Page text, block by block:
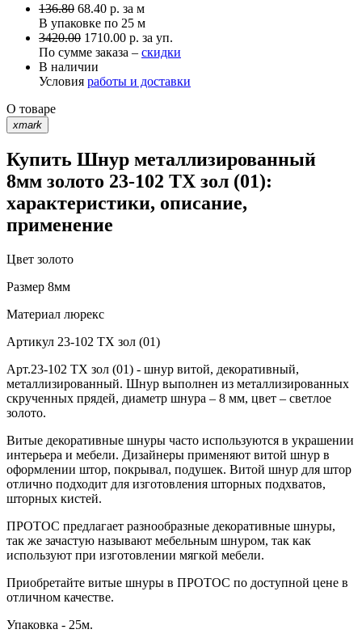
136.80 68.40 р. за м
В упаковке по 25 м
3420.00 1710.00 р. за уп.
По сумме заказа – скидки
В наличии
Условия работы и доставки
О товаре
xmark
Купить Шнур металлизированный
8мм золото 23-102 TX зол (01):
характеристики, описание,
применение
Цвет золото
Размер 8мм
Материал люрекс
Артикул 23-102 TX зол (01)
Арт.23-102 TX зол (01) - шнур витой, декоративный,
металлизированный. Шнур выполнен из металлизированных
скрученных прядей, диаметр шнура – 8 мм, цвет – светлое
золото.
Витые декоративные шнуры часто используются в украшении
интерьера и мебели. Дизайнеры применяют витой шнур в
оформлении штор, покрывал, подушек. Витой шнур для штор
отлично подходит для изготовления шторных подхватов,
шторных кистей.
ПРОТОС предлагает разнообразные декоративные шнуры,
так же зачастую называют мебельным шнуром, так как
используют при изготовлении мягкой мебели.
Приобретайте витые шнуры в ПРОТОС по доступной цене в
отличном качестве.
Упаковка - 25м.